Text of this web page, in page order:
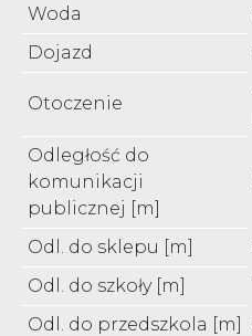
Woda
Dojazd
Otoczenie
Odległość do
komunikacji
publicznej [m]
Odl. do sklepu [m]
Odl. do szkoły [m]
Odl. do przedszkola [m]